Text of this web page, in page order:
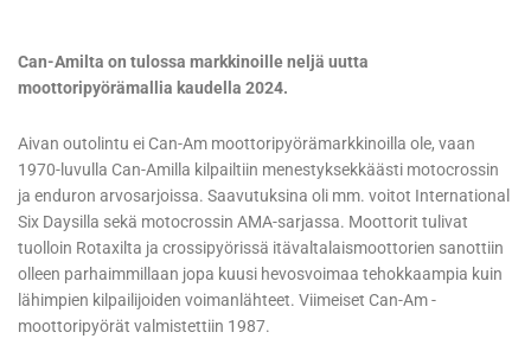
Can-Amilta on tulossa markkinoille neljä uutta
moottoripyörämallia kaudella 2024.
Aivan outolintu ei Can-Am moottoripyörämarkkinoilla ole, vaan
1970-luvulla Can-Amilla kilpailtiin menestyksekkäästi motocrossin
ja enduron arvosarjoissa. Saavutuksina oli mm. voitot International
Six Daysilla sekä motocrossin AMA-sarjassa. Moottorit tulivat
tuolloin Rotaxilta ja crossipyörissä itävaltalaismoottorien sanottiin
olleen parhaimmillaan jopa kuusi hevosvoimaa tehokkaampia kuin
lähimpien kilpailijoiden voimanlähteet. Viimeiset Can-Am -
moottoripyörät valmistettiin 1987.